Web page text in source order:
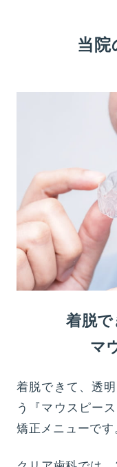
当院
着脱
マ
着脱できて、透
う『マウスピー
矯正メニューです